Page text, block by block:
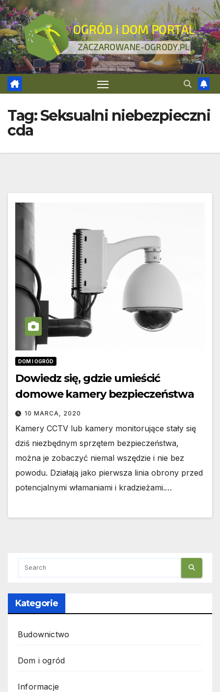
Skip
to
content
Tag:Seksualni niebezpieczni
cda
DOM I OGRÓD
Dowiedz się, gdzie umieścić
domowe kamery bezpieczeństwa
10 MARCA, 2020
Kamery CCTV lub kamery monitorujące stały się
dziś niezbędnym sprzętem bezpieczeństwa,
można je zobaczyć niemal wszędzie i nie bez
powodu. Działają jako pierwsza linia obrony przed
potencjalnymi włamaniami i kradzieżami.…
Kategorie
Budownictwo
Dom i ogród
Informacje